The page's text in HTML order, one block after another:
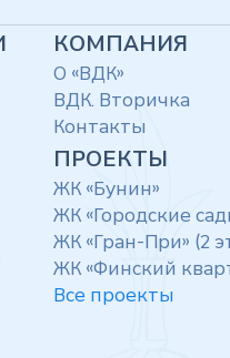
КОМПАНИЯ
О «ВДК»
ВДК. Вторичка
Контакты
ПРОЕКТЫ
ЖК «Бунин»
ЖК «Городские
ЖК «Гран-При» (2
ЖК «Финский
Все проекты